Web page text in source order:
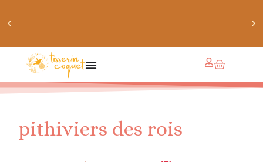
obtiens 20% de réduction sur ton prochain achat de
patrons
pithiviers des rois